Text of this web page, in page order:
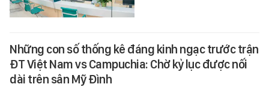
Những con số thống kê đáng kinh ngạc trước trận
ĐT Việt Nam vs Campuchia: Chờ kỷ lục được nối
dài trên sân Mỹ Đình